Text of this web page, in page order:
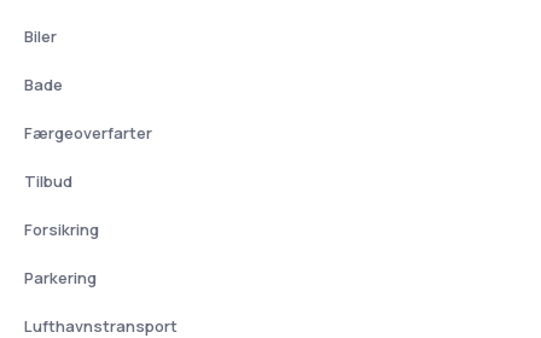
Biler
Bade
Færgeoverfarter
Tilbud
Forsikring
Parkering
Lufthavnstransport